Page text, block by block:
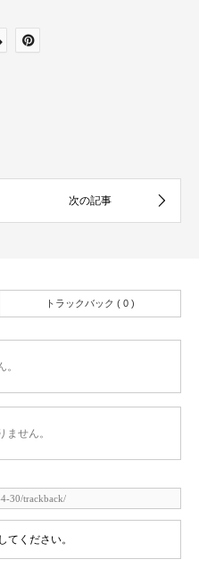
トラックバック ( 0 )
せん。
してください。